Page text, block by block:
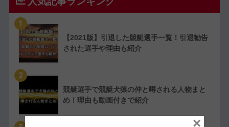
1
【2021版】引退した競艇選手一覧！引退勧告
された選手や理由も紹介
2
競艇選手で競艇犬猿の仲と噂される人物まと
め！理由も動画付きで紹介
×